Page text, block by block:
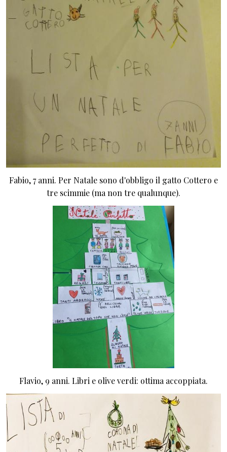
Fabio, 7 anni. Per Natale sono d'obbligo il gatto Cottero e
tre scimmie (ma non tre qualunque).
Flavio, 9 anni. Libri e olive verdi: ottima accoppiata.